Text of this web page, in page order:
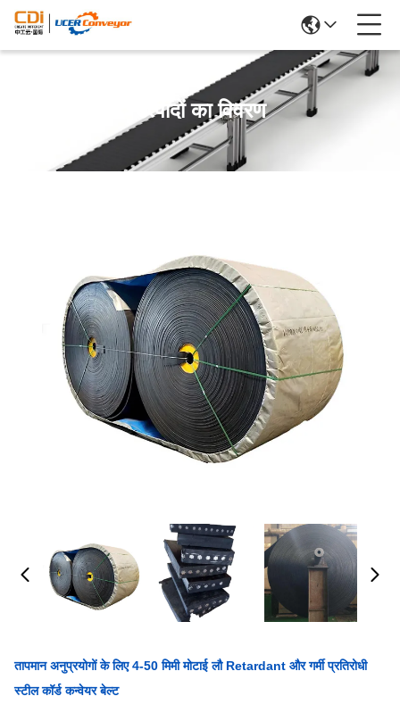
उत्पादों का विवरण
तापमान अनुप्रयोगों के लिए 4-50 मिमी मोटाई लौ Retardant और गर्मी प्रतिरोधी
स्टील कॉर्ड कन्वेयर बेल्ट